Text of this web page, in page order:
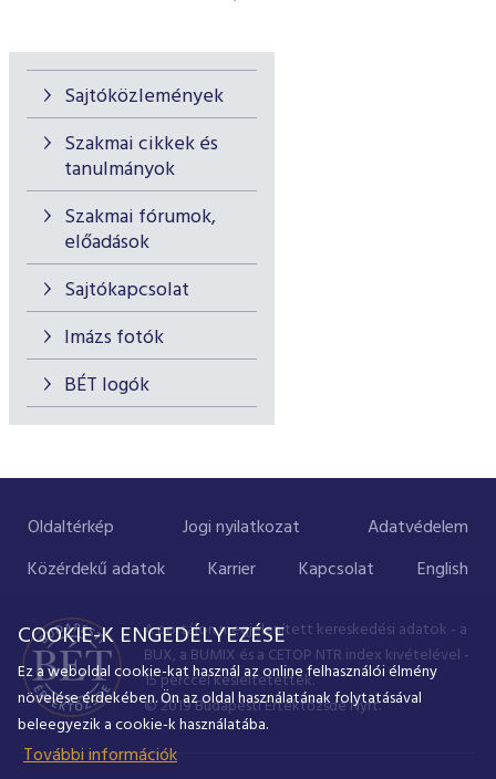
Sajtóközlemények
Szakmai cikkek és
tanulmányok
Szakmai fórumok,
előadások
Sajtókapcsolat
Imázs fotók
BÉT logók
Oldaltérkép Jogi nyilatkozat
Adatvédelem
Közérdekű adatok
Karrier Kapcsolat English
A portálon megjelenített kereskedési adatok - a
BUX, a BUMIX és a CETOP NTR index kivételével -
15 perccel késleltetettek.
© 2019 Budapesti Értéktőzsde Nyrt.
COOKIE-K ENGEDÉLYEZÉSE
Ez a weboldal cookie-kat használ az online felhasználói élmény
növelése érdekében. Ön az oldal használatának folytatásával
beleegyezik a cookie-k használatába.
További információk